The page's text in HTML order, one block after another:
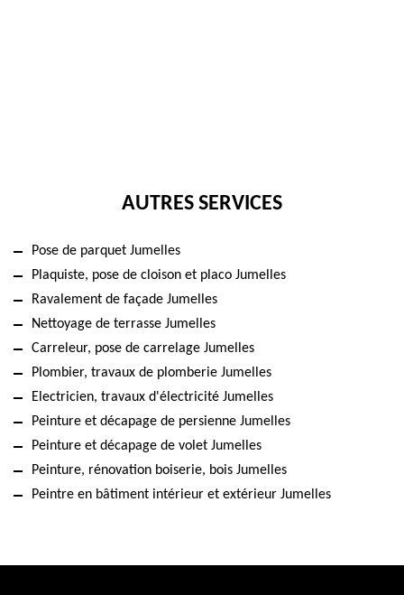
AUTRES SERVICES
Pose de parquet Jumelles
Plaquiste, pose de cloison et placo Jumelles
Ravalement de façade Jumelles
Nettoyage de terrasse Jumelles
Carreleur, pose de carrelage Jumelles
Plombier, travaux de plomberie Jumelles
Electricien, travaux d'électricité Jumelles
Peinture et décapage de persienne Jumelles
Peinture et décapage de volet Jumelles
Peinture, rénovation boiserie, bois Jumelles
Peintre en bâtiment intérieur et extérieur Jumelles